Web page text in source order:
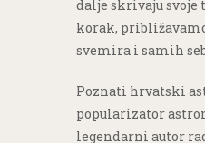
dalje skrivaju svoje
korak,
svemira i samih
Poznati hrvatski
popularizator
legendarni autor